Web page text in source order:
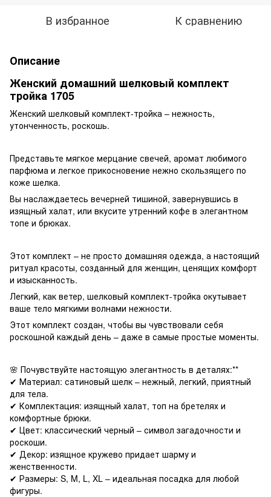
В избранное К сравнению
Описание
Женский домашний шелковый комплект
тройка 1705
Женский шелковый комплект-тройка – нежность,
утонченность, роскошь.
Представьте мягкое мерцание свечей, аромат любимого
парфюма и легкое прикосновение нежно скользящего по
коже шелка.
Вы наслаждаетесь вечерней тишиной, завернувшись в
изящный халат, или вкусите утренний кофе в элегантном
топе и брюках.
Этот комплект – не просто домашняя одежда, а настоящий
ритуал красоты, созданный для женщин, ценящих комфорт
и изысканность.
Легкий, как ветер, шелковый комплект-тройка окутывает
ваше тело мягкими волнами нежности.
Этот комплект создан, чтобы вы чувствовали себя
роскошной каждый день – даже в самые простые моменты.
🌸 Почувствуйте настоящую элегантность в деталях:**
✔ Материал: сатиновый шелк – нежный, легкий, приятный
для тела.
✔ Комплектация: изящный халат, топ на бретелях и
комфортные брюки.
✔ Цвет: классический черный – символ загадочности и
роскоши.
✔ Декор: изящное кружево придает шарму и
женственности.
✔ Размеры: S, M, L, XL – идеальная посадка для любой
фигуры.